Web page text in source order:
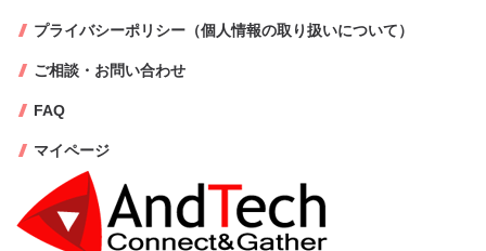
プライバシーポリシー（個人情報の取り扱いについて）
ご相談・お問い合わせ
FAQ
マイページ